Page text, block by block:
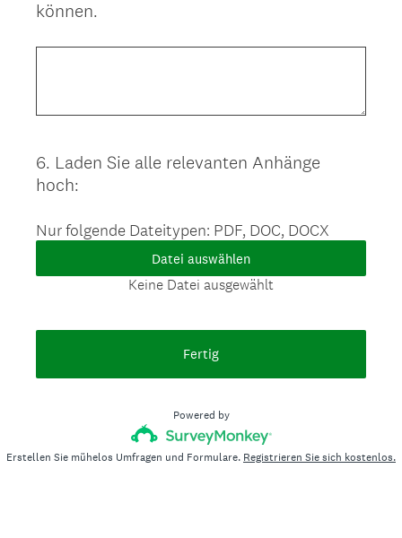
können.
Question
Title
6. Laden Sie alle relevanten Anhänge
hoch:
Nur folgende Dateitypen: PDF, DOC, DOCX
Datei auswählen
Keine Datei ausgewählt
Fertig
Powered by
Erstellen Sie mühelos Umfragen und Formulare. Registrieren Sie sich kostenlos.